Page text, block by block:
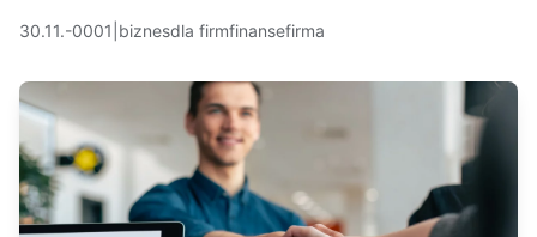
30.11.-0001 biznesdla firmfinansefirma